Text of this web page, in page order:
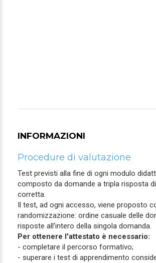
INFORMAZIONI
Procedure di valutazione
Test previsti alla fine di ogni modulo
composto da domande a tripla risposta
corretta.
Il test, ad ogni accesso, viene proposto
randomizzazione: ordine casuale delle
risposte all’intero della singola domanda.
Per ottenere l'attestato è necessario:
- completare il percorso formativo;
- superare i test di apprendimento